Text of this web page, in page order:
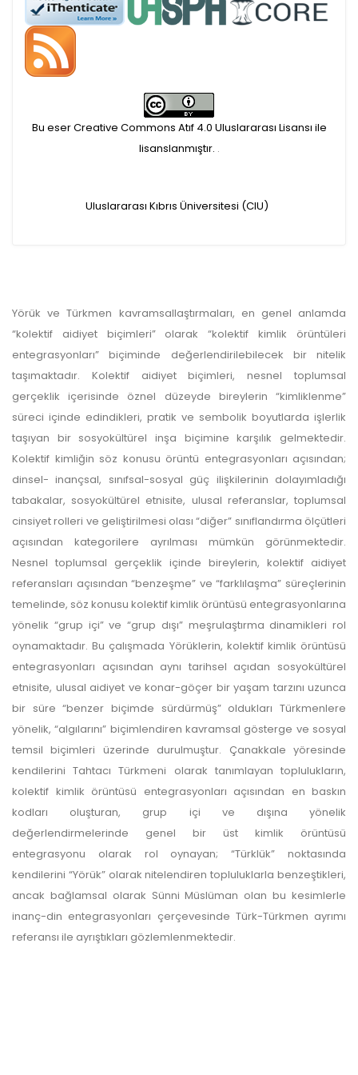
Öndenetimden geçen
makaleler için, 100 Avro
Makale İşletim Ücreti (APC)
alınmaktadır.
makaleler için yazarlara
APC bilgi mesajı
ulaşmadan ödeme yapan
yazarlara geri iade
Makale Takip Sistemi
Dergiye makale
gönderilmesi ve
Alan Editörü değerlendirmesi
ve hakem süreçleri,
Dergipark
üzerinden
gerçekleştirilmektedir.
Bu eser Creative Commons Atıf 4.0 Uluslararası Lisansı ile
lisanslanmıştır. .
Uluslararası Kıbrıs Üniversitesi (CIU)
Yörük ve Türkmen kavramsallaştırmaları, en genel anlamda
“kolektif aidiyet biçimleri” olarak “kolektif kimlik örüntüleri
entegrasyonları” biçiminde değerlendirilebilecek bir nitelik
taşımaktadır. Kolektif aidiyet biçimleri, nesnel toplumsal
gerçeklik içerisinde öznel düzeyde bireylerin “kimliklenme”
süreci içinde edindikleri, pratik ve sembolik boyutlarda işlerlik
taşıyan bir sosyokültürel inşa biçimine karşılık gelmektedir.
Kolektif kimliğin söz konusu örüntü entegrasyonları açısından;
dinsel- inançsal, sınıfsal-sosyal güç ilişkilerinin dolayımladığı
tabakalar, sosyokültürel etnisite, ulusal referanslar, toplumsal
cinsiyet rolleri ve geliştirilmesi olası “diğer” sınıflandırma ölçütleri
açısından kategorilere ayrılması mümkün görünmektedir.
Nesnel toplumsal gerçeklik içinde bireylerin, kolektif aidiyet
referansları açısından “benzeşme” ve “farklılaşma” süreçlerinin
temelinde, söz konusu kolektif kimlik örüntüsü entegrasyonlarına
yönelik “grup içi” ve “grup dışı” meşrulaştırma dinamikleri rol
oynamaktadır. Bu çalışmada Yörüklerin, kolektif kimlik örüntüsü
entegrasyonları açısından aynı tarihsel açıdan sosyokültürel
etnisite, ulusal aidiyet ve konar-göçer bir yaşam tarzını uzunca
bir süre “benzer biçimde sürdürmüş” oldukları Türkmenlere
yönelik, “algılarını” biçimlendiren kavramsal gösterge ve sosyal
temsil biçimleri üzerinde durulmuştur. Çanakkale yöresinde
kendilerini Tahtacı Türkmeni olarak tanımlayan toplulukların,
kolektif kimlik örüntüsü entegrasyonları açısından en baskın
kodları oluşturan, grup içi ve dışına yönelik
değerlendirmelerinde genel bir üst kimlik örüntüsü
entegrasyonu olarak rol oynayan; “Türklük” noktasında
kendilerini “Yörük” olarak nitelendiren topluluklarla benzeştikleri,
ancak bağlamsal olarak Sünni Müslüman olan bu kesimlerle
inanç-din entegrasyonları çerçevesinde Türk-Türkmen ayrımı
referansı ile ayrıştıkları gözlemlenmektedir.